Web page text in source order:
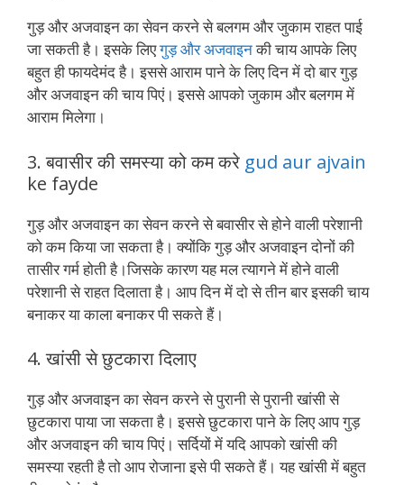
गुड़ और अजवाइन का सेवन करने से बलगम और जुकाम राहत पाई
जा सकती है। इसके लिएगुड़ और अजवाइनकी चाय आपके लिए
बहुत ही फायदेमंद है। इससे आराम पाने के लिए दिन में दो बार गुड़
और अजवाइन की चाय पिएं। इससे आपको जुकाम और बलगम में
आराम मिलेगा।
3. बवासीर की समस्या को कम करे gud aur ajvain
ke fayde
गुड़ और अजवाइन का सेवन करने से बवासीर से होने वाली परेशानी
को कम किया जा सकता है। क्योंकि गुड़ और अजवाइन दोनों की
तासीर गर्म होती है।जिसके कारण यह मल त्यागने में होने वाली
परेशानी से राहत दिलाता है। आप दिन में दो से तीन बार इसकी चाय
बनाकर या काला बनाकर पी सकते हैं।
4. खांसी से छुटकारा दिलाए
गुड़ और अजवाइन का सेवन करने से पुरानी से पुरानी खांसी से
छुटकारा पाया जा सकता है। इससे छुटकारा पाने के लिए आप गुड़
और अजवाइन की चाय पिएं। सर्दियों में यदि आपको खांसी की
समस्या रहती है तो आप रोजाना इसे पी सकते हैं। यह खांसी में बहुत